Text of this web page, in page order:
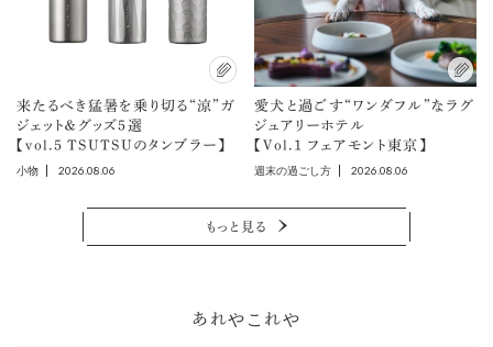
来たるべき猛暑を乗り切る“涼”ガ
ジェット＆グッズ5選
【vol.5 TSUTSUのタンブラー】
小物 2026.08.06
愛犬と過ごす“ワンダフル”なラグ
ジュアリーホテル
【Vol.1 フェアモント東京】
週末の過ごし方 2026.08.06
もっと見る
あれやこれや